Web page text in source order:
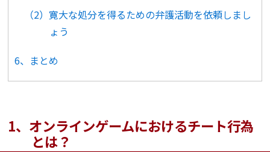
（2）寛大な処分を得るための弁護活動を依頼しまし
ょう
6、まとめ
1、オンラインゲームにおけるチート行為
とは？